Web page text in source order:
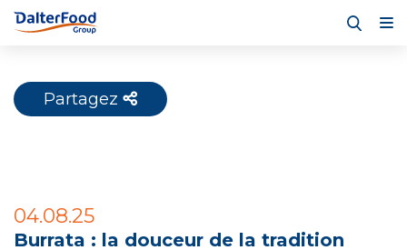
Partagez
04.08.25
Burrata : la douceur de la tradition